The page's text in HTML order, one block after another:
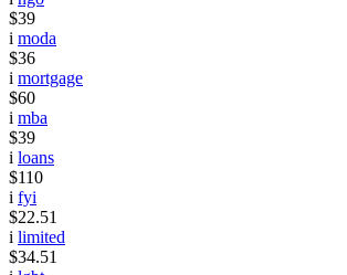
$39
i moda
$36
i mortgage
$60
i mba
$39
i loans
$110
i fyi
$22.51
i limited
$34.51